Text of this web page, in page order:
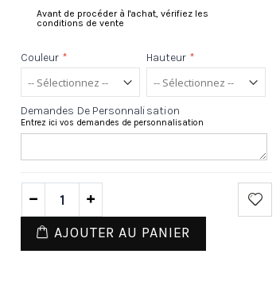
Avant de procéder à l'achat, vérifiez les
conditions de vente
Couleur * Hauteur *
Demandes De Personnalisation
Entrez ici vos demandes de personnalisation
AJOUTER AU PANIER